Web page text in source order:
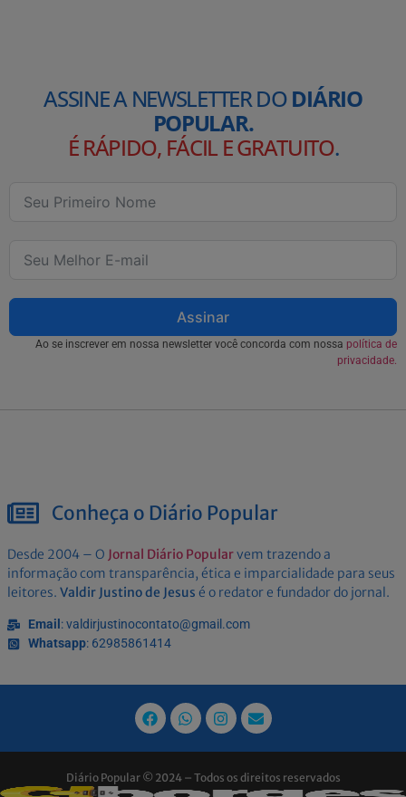
ASSINE A NEWSLETTER DODIÁRIO
POPULAR.
É RÁPIDO, FÁCIL E GRATUITO.
Assinar
Ao se inscrever em nossa newsletter você concorda com nossa política de
privacidade.
Conheça o Diário Popular
Desde 2004 – O Jornal Diário Popularvem trazendo a
informação com transparência, ética e imparcialidade para seus
leitores. Valdir Justino de Jesus é o redator e fundador do jornal.
Email : valdirjustinocontato@gmail.com
Whatsapp: 62985861414
Diário Popular © 2024 – Todos os direitos reservados